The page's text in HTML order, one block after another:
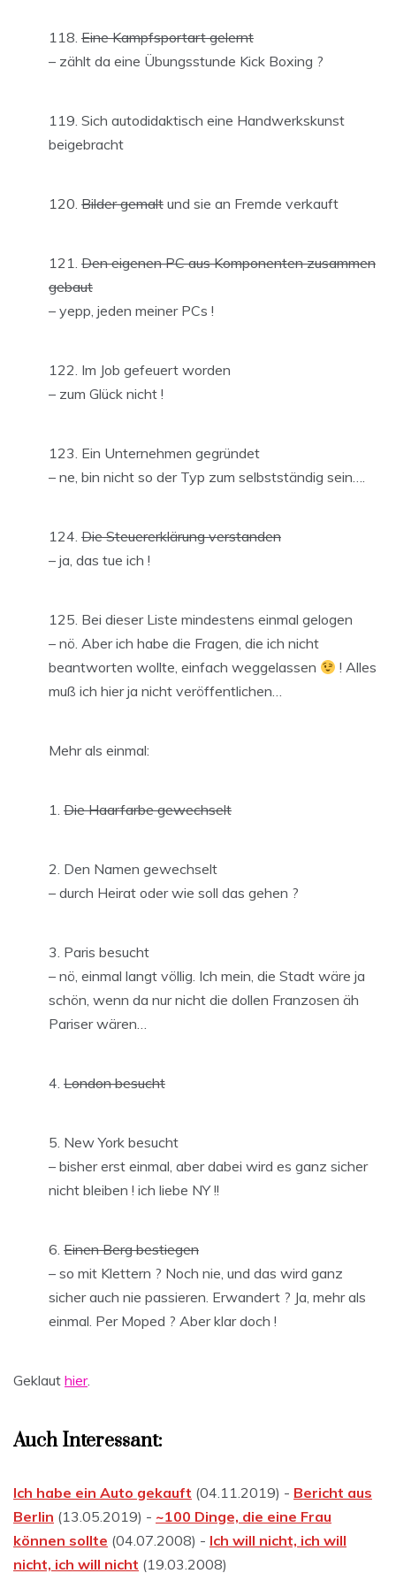
Eine Kampfsportart gelernt
– zählt da eine Übungsstunde Kick Boxing ?
Sich autodidaktisch eine Handwerkskunst
beigebracht
Bilder gemalt und sie an Fremde verkauft
Den eigenen PC aus Komponenten zusammen
gebaut
– yepp, jeden meiner PCs !
Im Job gefeuert worden
– zum Glück nicht !
Ein Unternehmen gegründet
– ne, bin nicht so der Typ zum selbstständig sein….
Die Steuererklärung verstanden
– ja, das tue ich !
Bei dieser Liste mindestens einmal gelogen
– nö. Aber ich habe die Fragen, die ich nicht
beantworten wollte, einfach weggelassen
! Alles
muß ich hier ja nicht veröffentlichen…
Mehr als einmal:
Die Haarfarbe gewechselt
Den Namen gewechselt
– durch Heirat oder wie soll das gehen ?
Paris besucht
– nö, einmal langt völlig. Ich mein, die Stadt wäre ja
schön, wenn da nur nicht die dollen Franzosen äh
Pariser wären…
London besucht
New York besucht
– bisher erst einmal, aber dabei wird es ganz sicher
nicht bleiben ! ich liebe NY !!
Einen Berg bestiegen
– so mit Klettern ? Noch nie, und das wird ganz
sicher auch nie passieren. Erwandert ? Ja, mehr als
einmal. Per Moped ? Aber klar doch !
Geklaut hier.
Auch Interessant:
Ich habe ein Auto gekauft (04.11.2019) - Bericht aus
Berlin (13.05.2019) - ~100 Dinge, die eine Frau
können sollte (04.07.2008) - Ich will nicht, ich will
nicht, ich will nicht (19.03.2008)